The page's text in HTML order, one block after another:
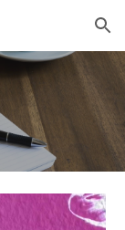
Skip to navigation